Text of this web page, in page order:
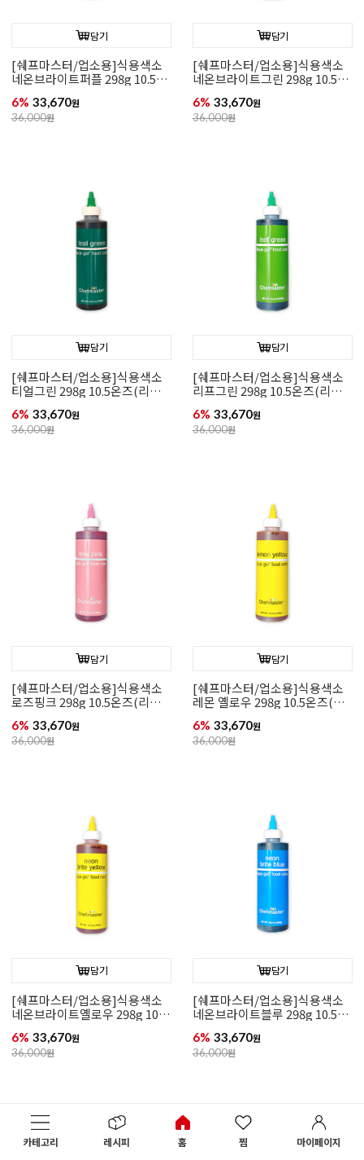
카테고리 레시피 홈 찜 마이페이지
담기
[쉐프마스터/업소용]식용색소
네온브라이트퍼플 298g 10.5온
6% 33,670원
36,000원
담기
[쉐프마스터/업소용]식용색소
네온브라이트그린 298g 10.5온
6% 33,670원
36,000원
담기
[쉐프마스터/업소용]식용색소
티얼그린 298g 10.5온즈(리쿠
6% 33,670원
36,000원
담기
[쉐프마스터/업소용]식용색소
리프그린 298g 10.5온즈(리쿠
6% 33,670원
36,000원
담기
[쉐프마스터/업소용]식용색소
로즈핑크 298g 10.5온즈(리쿠
6% 33,670원
36,000원
담기
[쉐프마스터/업소용]식용색소
레몬 옐로우 298g 10.5온즈(리
6% 33,670원
36,000원
담기
[쉐프마스터/업소용]식용색소
네온브라이트옐로우 298g 10.5
6% 33,670원
36,000원
담기
[쉐프마스터/업소용]식용색소
네온브라이트블루 298g 10.5온
6% 33,670원
36,000원